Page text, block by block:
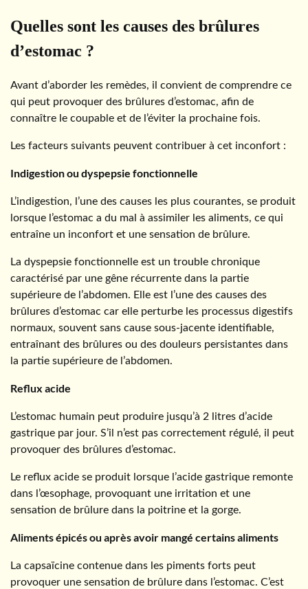
Quelles sont les causes des brûlures
d’estomac ?
Avant d’aborder les remèdes, il convient de comprendre ce
qui peut provoquer des brûlures d’estomac, afin de
connaître le coupable et de l’éviter la prochaine fois.
Les facteurs suivants peuvent contribuer à cet inconfort :
Indigestion ou dyspepsie fonctionnelle
L’indigestion, l’une des causes les plus courantes, se produit
lorsque l’estomac a du mal à assimiler les aliments, ce qui
entraîne un inconfort et une sensation de brûlure.
La dyspepsie fonctionnelle est un trouble chronique
caractérisé par une gêne récurrente dans la partie
supérieure de l’abdomen. Elle est l’une des causes des
brûlures d’estomac car elle perturbe les processus digestifs
normaux, souvent sans cause sous-jacente identifiable,
entraînant des brûlures ou des douleurs persistantes dans
la partie supérieure de l’abdomen.
Reflux acide
L’estomac humain peut produire jusqu’à 2 litres d’acide
gastrique par jour. S’il n’est pas correctement régulé, il peut
provoquer des brûlures d’estomac.
Le reflux acide se produit lorsque l’acide gastrique remonte
dans l’œsophage, provoquant une irritation et une
sensation de brûlure dans la poitrine et la gorge.
Aliments épicés ou après avoir mangé certains aliments
La capsaïcine contenue dans les piments forts peut
provoquer une sensation de brûlure dans l’estomac. C’est